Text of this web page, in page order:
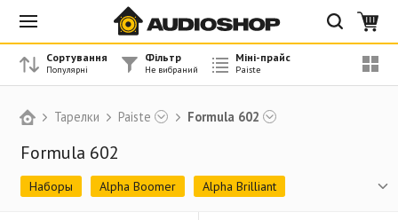
Тарелки Paiste Formula 602
Formula 602
Наборы Alpha Boomer
Alpha Brilliant
Сортування Фільтр Міні-прайс